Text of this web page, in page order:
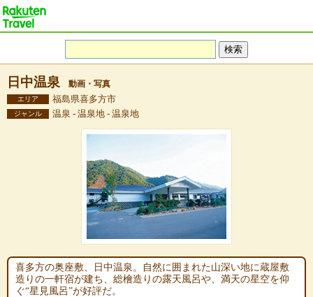
日中温泉 動画・写真
エリア 福島県喜多方市
ジャンル 温泉 - 温泉地 - 温泉地
喜多方の奥座敷、日中温泉。自然に囲まれた山深い地に蔵屋敷
造りの一軒宿が建ち、総檜造りの露天風呂や、満天の星空を仰
ぐ“星見風呂”が好評だ。